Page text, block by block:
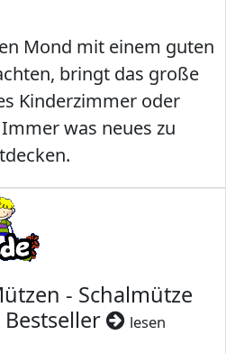
Mond mit einem guten
bringt das große
Kinderzimmer oder
was neues zu
- Schalmütze
lesen